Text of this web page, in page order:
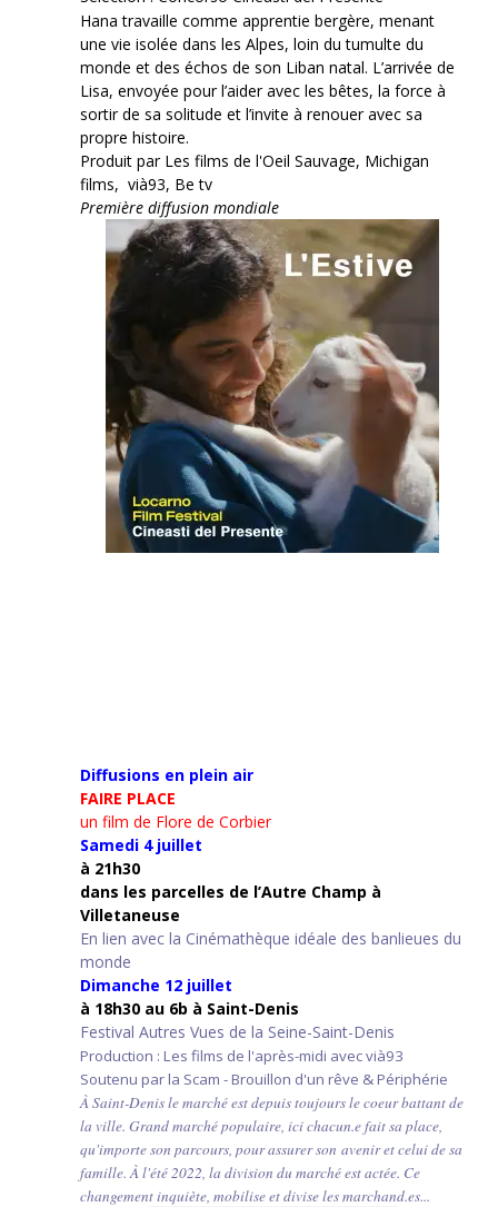
Hana travaille comme apprentie bergère, menant
une vie isolée dans les Alpes, loin du tumulte du
monde et des échos de son Liban natal. L’arrivée de
Lisa, envoyée pour l’aider avec les bêtes, la force à
sortir de sa solitude et l’invite à renouer avec sa
propre histoire.
Produit par Les films de l'Oeil Sauvage, Michigan
films, vià93, Be tv
Première diffusion mondiale
Diffusions en plein air
FAIRE PLACE
un film de Flore de Corbier
Samedi 4 juillet
à 21h30
dans les parcelles de l’Autre Champ à
Villetaneuse
En lien avec la Cinémathèque idéale des banlieues du
monde
Dimanche 12 juillet
à 18h30 au 6b à Saint-Denis
Festival Autres Vues de la Seine-Saint-Denis
Production : Les films de l'après-midi avec vià93
Soutenu par la Scam - Brouillon d'un rêve & Périphérie
À Saint-Denis le marché est depuis toujours le coeur battant de
la ville. Grand marché populaire, ici chacun.e fait sa place,
qu'importe son parcours, pour assurer son avenir et celui de sa
famille. À l'été 2022, la division du marché est actée. Ce
changement inquiète, mobilise et divise les marchand.es...